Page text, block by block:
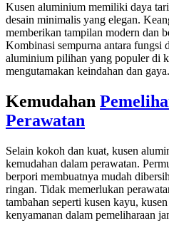
Kusen aluminium memiliki daya
desain minimalis yang elegan.
memberikan tampilan modern dan
Kombinasi sempurna antara fungsi
aluminium pilihan yang populer di
mengutamakan keindahan dan gaya.
Kemudahan
Perawatan
Selain kokoh dan kuat, kusen
kemudahan dalam perawatan.
berpori membuatnya mudah
ringan. Tidak memerlukan
tambahan seperti kusen kayu,
kenyamanan dalam pemeliharaan